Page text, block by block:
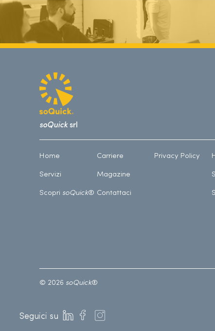
Seguici su
soQuicksrl
Home
Servizi
Scopri soQuick®
Carriere
Magazine
Contattaci
Privacy Policy
© 2026 soQuick®